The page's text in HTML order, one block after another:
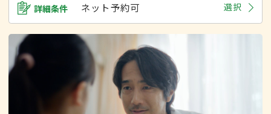
詳細条件 ネット予約可 選択